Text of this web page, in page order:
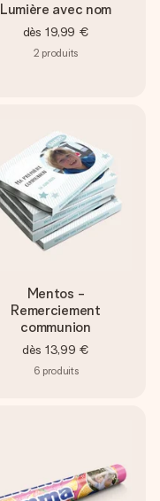
Lumière avec nom
dès 19,99 €
2 produits
Mentos -
Remerciement
communion
dès 13,99 €
6 produits